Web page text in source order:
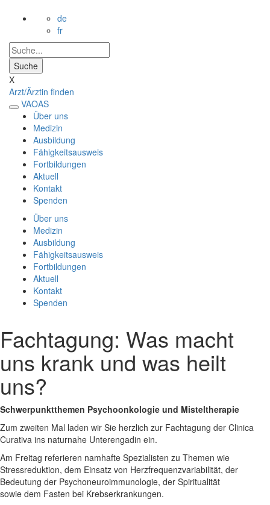
de
fr
X
Arzt/Ärztin finden
VAOAS
Über uns
Medizin
Ausbildung
Fähigkeitsausweis
Fortbildungen
Aktuell
Kontakt
Spenden
Über uns
Medizin
Ausbildung
Fähigkeitsausweis
Fortbildungen
Aktuell
Kontakt
Spenden
Fachtagung: Was macht
uns krank und was heilt
uns?
Schwerpunktthemen Psychoonkologie und Misteltherapie
Zum zweiten Mal laden wir Sie herzlich zur Fachtagung der Clinica
Curativa ins naturnahe Unterengadin ein.
Am Freitag referieren namhafte Spezialisten zu Themen wie
Stressreduktion, dem Einsatz von Herzfrequenzvariabilität, der
Bedeutung der Psychoneuroimmunologie, der Spiritualität
sowie dem Fasten bei Krebserkrankungen.